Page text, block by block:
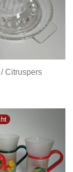
Citruspers